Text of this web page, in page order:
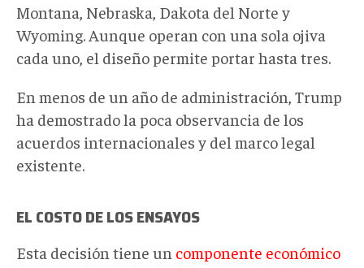
Montana, Nebraska, Dakota del Norte y
Wyoming. Aunque operan con una sola ojiva
cada uno, el diseño permite portar hasta tres.
En menos de un año de administración, Trump
ha demostrado la poca observancia de los
acuerdos internacionales y del marco legal
existente.
EL COSTO DE LOS ENSAYOS
Esta decisión tiene un componente económico